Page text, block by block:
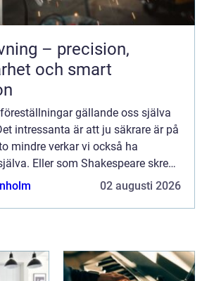
– precision,
och smart
gällande oss själva
intressanta är att ju säkrare är på
mindre verkar vi också ha
Eller som Shakespeare skrev
själv som vis, medan den vise vet
02 augusti 2026